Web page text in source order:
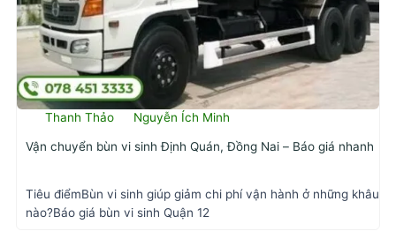
Thanh Thảo Nguyễn Ích Minh
Vận chuyển bùn vi sinh Định Quán, Đồng Nai – Báo giá nhanh
Tiêu điểmBùn vi sinh giúp giảm chi phí vận hành ở những khâu
nào?Báo giá bùn vi sinh Quận 12